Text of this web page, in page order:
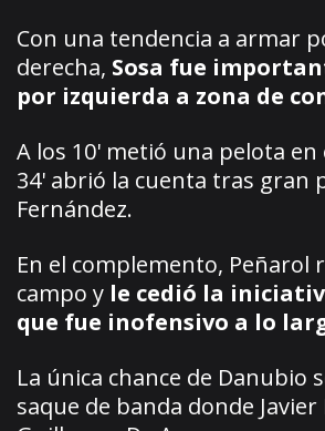
Con una tendencia a armar
derecha, Sosa fue
por izquierda a zona de
A los 10' metió una pelota en
34' abrió la cuenta tras gran
Fernández.
En el complemento, Peñarol
campo y le cedió la
que fue inofensivo a lo
La única chance de Danubio
saque de banda donde Javier